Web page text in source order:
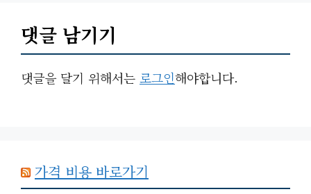
댓글 남기기
댓글을 달기 위해서는 로그인해야합니다.
가격 비용 바로가기